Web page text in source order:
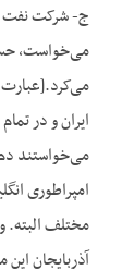
ج- شرکت نفت
می‌خواست،
ایران و در
می‌خواستند
امپراطوری
مختلف
آذربایجان